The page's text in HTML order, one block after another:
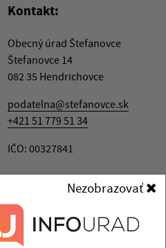
Nezobrazovať
Kontakt:
Obecný úrad Štefanovce
Štefanovce 14
082 35 Hendrichovce
podatelna@stefanovce.sk
+421 51 779 51 34
IČO: 00327841